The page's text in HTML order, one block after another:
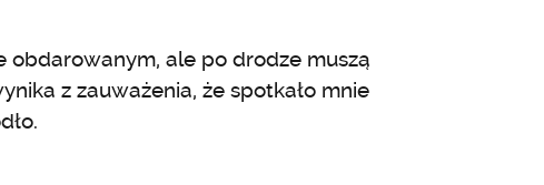
obdarowanym, ale po drodze muszą
z zauważenia, że spotkało mnie